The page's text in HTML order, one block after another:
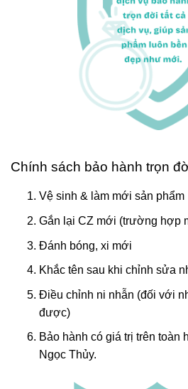
Chính sách bảo hành trọn
Vệ sinh & làm mới sản phẩm
Gắn lại CZ mới (trường hợp
Đánh bóng, xi mới
Khắc tên sau khi chỉnh sửa
Điều chỉnh ni nhẫn (đối với
được)
Bảo hành có giá trị trên toàn
Ngọc Thủy.